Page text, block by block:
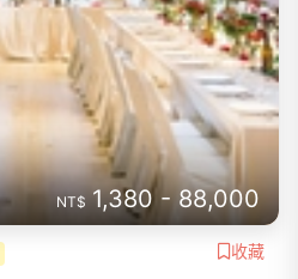
NT$ 1,380 - 88,000
收藏